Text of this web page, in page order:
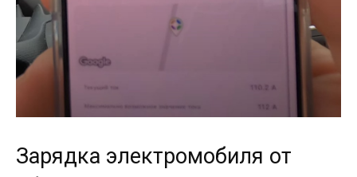
Зарядка электромобиля от